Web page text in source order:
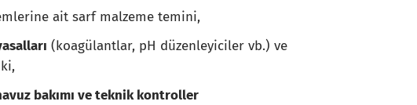
ait sarf malzeme temini,
(koagülantlar, pH düzenleyiciler vb.) ve
bakımı ve teknik kontroller